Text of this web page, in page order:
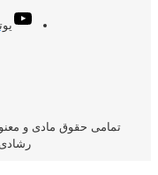
تمامی حقوق مادی و